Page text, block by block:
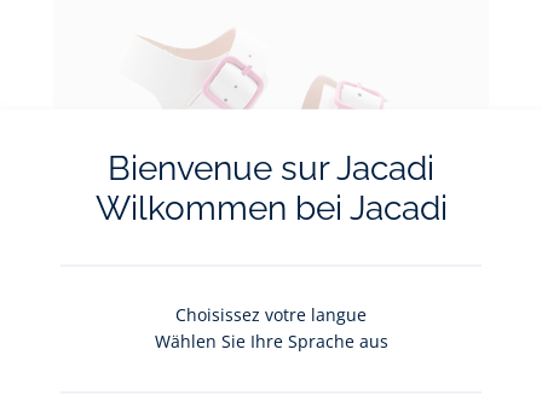
Sandales enfant fille
Bienvenue sur Jacadi
Wilkommen bei Jacadi
Choisissez votre langue
Wählen Sie Ihre Sprache aus